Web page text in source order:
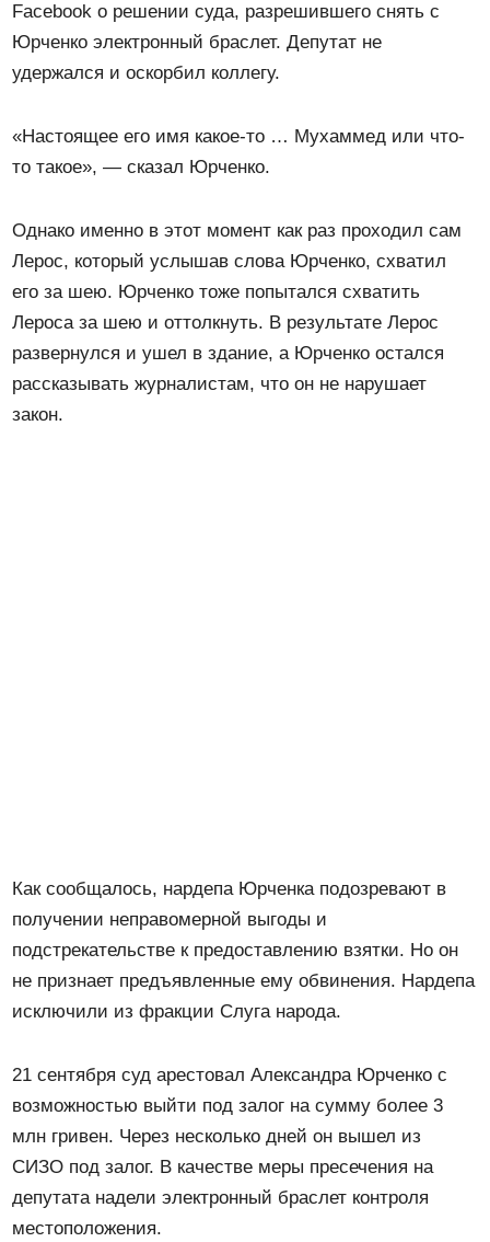
Facebook о решении суда, разрешившего снять с
Юрченко электронный браслет. Депутат не
удержался и оскорбил коллегу.
«Настоящее его имя какое-то … Мухаммед или что-
то такое», — сказал Юрченко.
Однако именно в этот момент как раз проходил сам
Лерос, который услышав слова Юрченко, схватил
его за шею. Юрченко тоже попытался схватить
Лероса за шею и оттолкнуть. В результате Лерос
развернулся и ушел в здание, а Юрченко остался
рассказывать журналистам, что он не нарушает
закон.
Как сообщалось, нардепа Юрченка подозревают в
получении неправомерной выгоды и
подстрекательстве к предоставлению взятки. Но он
не признает предъявленные ему обвинения. Нардепа
исключили из фракции Слуга народа.
21 сентября суд арестовал Александра Юрченко с
возможностью выйти под залог на сумму более 3
млн гривен. Через несколько дней он вышел из
СИЗО под залог. В качестве меры пресечения на
депутата надели электронный браслет контроля
местоположения.